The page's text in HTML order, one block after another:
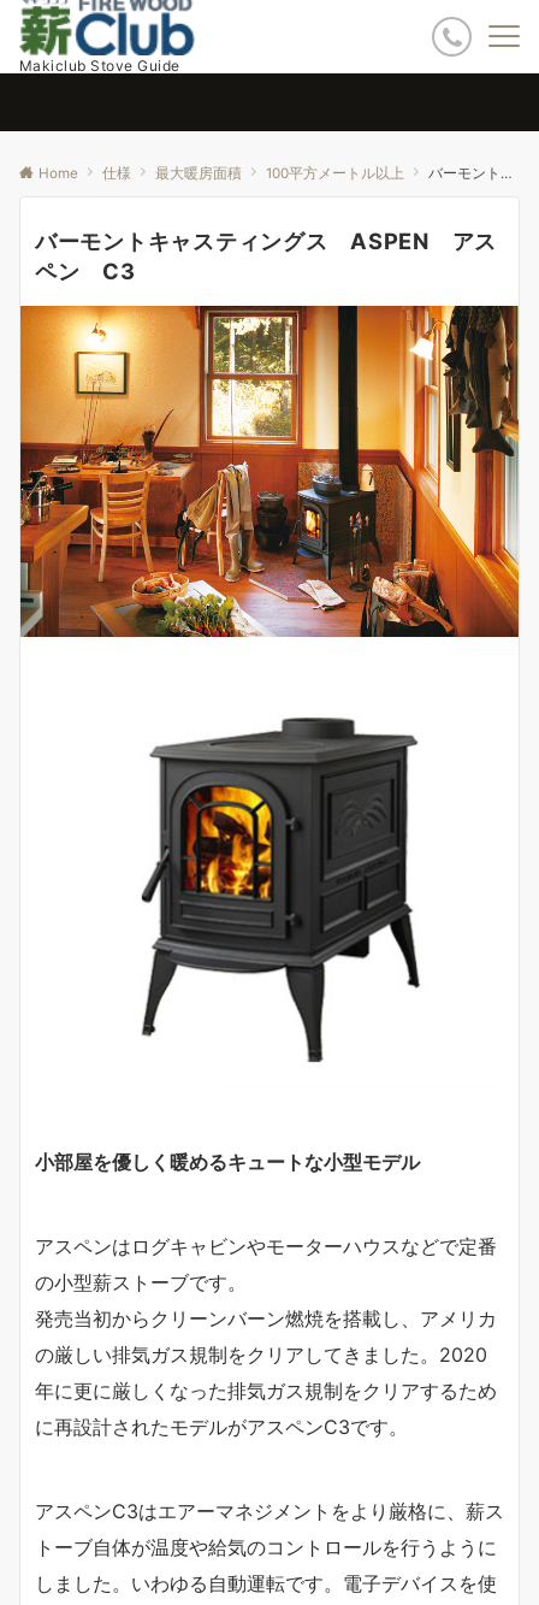
Makiclub Stove Guide
Home 仕様 最大暖房面積 100平方メートル以上 バーモントキャスティングス ASPEN アスペン C3
バーモントキャスティングス ASPEN アス
ペン C3
小部屋を優しく暖めるキュートな小型モデル
アスペンはログキャビンやモーターハウスなどで定番
の小型薪ストーブです。
発売当初からクリーンバーン燃焼を搭載し、アメリカ
の厳しい排気ガス規制をクリアしてきました。2020
年に更に厳しくなった排気ガス規制をクリアするため
に再設計されたモデルがアスペンC3です。
アスペンC3はエアーマネジメントをより厳格に、薪ス
トーブ自体が温度や給気のコントロールを行うように
しました。いわゆる自動運転です。電子デバイスを使